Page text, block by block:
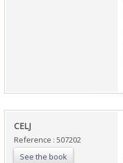
‎CELJ‎
Reference : 507202
See the book